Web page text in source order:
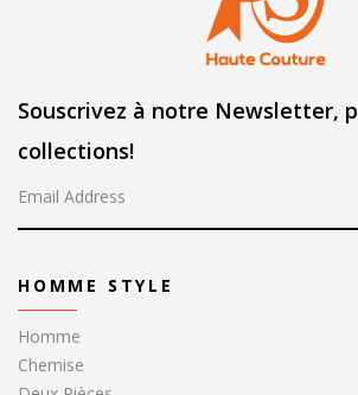
Souscrivez à notre Newsletter,
collections!
HOMME STYLE
Homme
Chemise